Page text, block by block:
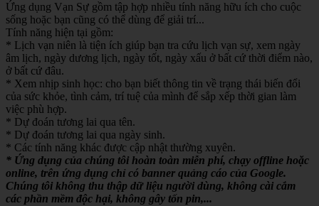
Ứng dụng Vạn Sự gồm tập hợp nhiều tính năng hữu ích cho cuộc
sống hoặc bạn cũng có thể dùng để giải trí...
Tính năng hiện tại gồm:
* Lịch vạn niên là tiện ích giúp bạn tra cứu lịch vạn sự, xem ngày
âm lịch, ngày dương lịch, ngày tốt, ngày xấu ở bất cứ thời điểm nào,
ở bất cứ đâu.
* Xem nhịp sinh học: cho bạn biết thông tin về trạng thái biến đổi
của sức khỏe, tình cảm, trí tuệ của mình để sắp xếp thời gian làm
việc phù hợp.
* Dự đoán tương lai qua tên.
* Dự đoán tương lai qua ngày sinh.
* Các tính năng khác được cập nhật thường xuyên.
* Ứng dụng của chúng tôi hoàn toàn miễn phí, chạy offline hoặc
online, trên ứng dụng chỉ có banner quảng cáo của Google.
Chúng tôi không thu thập dữ liệu người dùng, không cài cắm
các phần mềm độc hại, không gây tốn pin,...